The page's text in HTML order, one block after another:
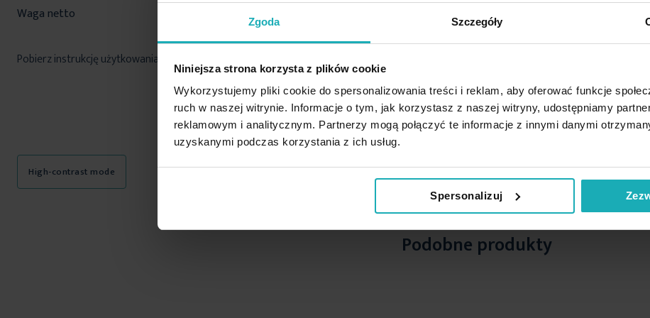
Zgoda Szczegóły
Niniejsza strona korzysta z plików cookie
Wykorzystujemy pliki cookie do spersonalizowania treści i reklam, aby oferować funkcje
ruch w naszej witrynie. Informacje o tym, jak korzystasz z naszej witryny, udostępniamy
reklamowym i analitycznym. Partnerzy mogą połączyć te informacje z innymi danymi
uzyskanymi podczas korzystania z ich usług.
Spersonalizuj
Waga netto
Pobierz instrukcję użytkowania i bezpieczeństwa produktu
High-contrast mode
Podobne produkty